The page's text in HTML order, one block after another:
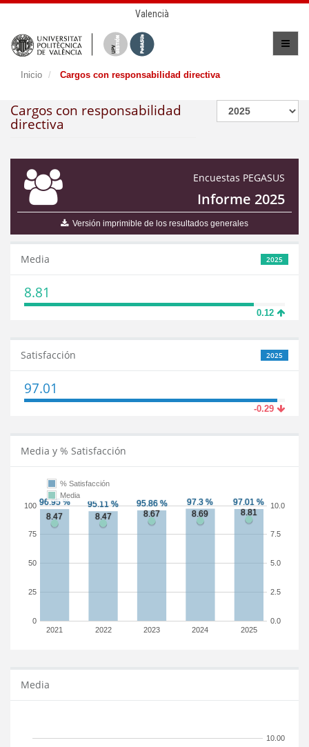
Valencià
Inicio Cargos con responsabilidad directiva
Cargos con responsabilidad
directiva
Encuestas PEGASUS
Informe 2025
Versión imprimible de los resultados generales
2025
Media
8.81
0.12
2025
Satisfacción
97.01
-0.29
Media y % Satisfacción
2021 2022 2023 2024 2025
0
25
50
75
100
0.0
2.5
5.0
7.5
10.0
% Satisfacción
Media
Media
10.00